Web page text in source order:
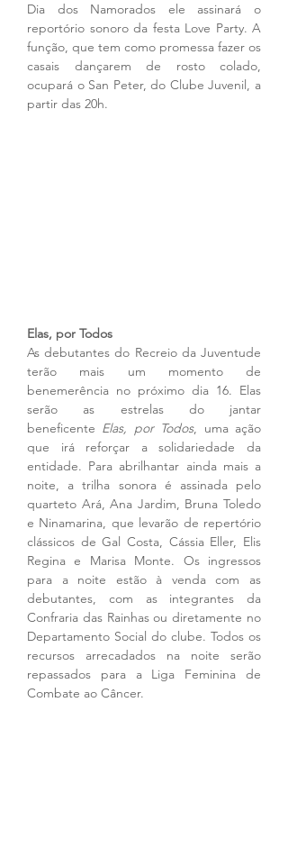
Dia dos Namorados ele assinará o
reportório sonoro da festa Love Party. A
função, que tem como promessa fazer os
casais dançarem de rosto colado,
ocupará o San Peter, do Clube Juvenil, a
partir das 20h.
Elas, por Todos
As debutantes do Recreio da Juventude
terão mais um momento de
benemerência no próximo dia 16. Elas
serão as estrelas do jantar
beneficente Elas, por Todos, uma ação
que irá reforçar a solidariedade da
entidade. Para abrilhantar ainda mais a
noite, a trilha sonora é assinada pelo
quarteto Ará, Ana Jardim, Bruna Toledo
e Ninamarina, que levarão de repertório
clássicos de Gal Costa, Cássia Eller, Elis
Regina e Marisa Monte. Os ingressos
para a noite estão à venda com as
debutantes, com as integrantes da
Confraria das Rainhas ou diretamente no
Departamento Social do clube. Todos os
recursos arrecadados na noite serão
repassados para a Liga Feminina de
Combate ao Câncer.